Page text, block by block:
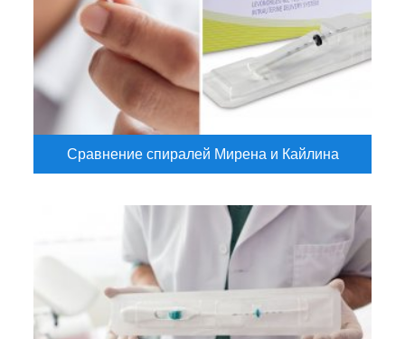
Сравнение спиралей Мирена и Кайлина